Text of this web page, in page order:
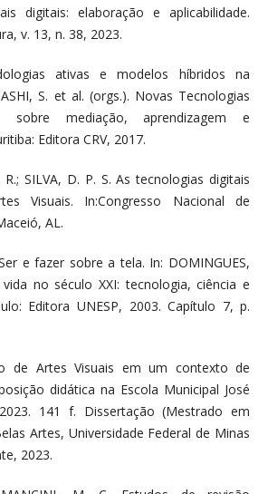
digitais: elaboração e aplicabilidade.
v. 13, n. 38, 2023.
ativas e modelos híbridos na
S. et al. (orgs.). Novas Tecnologias
sobre mediação, aprendizagem e
Editora CRV, 2017.
R.; SILVA, D. P. S. As tecnologias digitais
Visuais. In:Congresso Nacional de
AL.
e fazer sobre a tela. In: DOMINGUES,
no século XXI: tecnologia, ciência e
Editora UNESP, 2003. Capítulo 7, p.
de Artes Visuais em um contexto de
didática na Escola Municipal José
141 f. Dissertação (Mestrado em
Artes, Universidade Federal de Minas
2023.